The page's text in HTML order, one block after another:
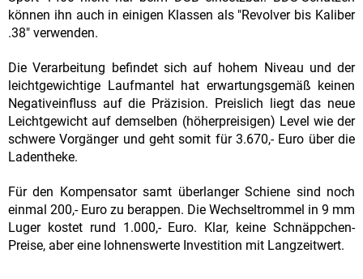
können ihn auch in einigen Klassen als "Revolver bis Kaliber
.38" verwenden.
Die Verarbeitung befindet sich auf hohem Niveau und der
leichtgewichtige Laufmantel hat erwartungsgemäß keinen
Negativeinfluss auf die Präzision. Preislich liegt das neue
Leichtgewicht auf demselben (höherpreisigen) Level wie der
schwere Vorgänger und geht somit für 3.670,- Euro über die
Ladentheke.
Für den Kompensator samt überlanger Schiene sind noch
einmal 200,- Euro zu berappen. Die Wechseltrommel in 9 mm
Luger kostet rund 1.000,- Euro. Klar, keine Schnäppchen-
Preise, aber eine lohnenswerte Investition mit Langzeitwert.